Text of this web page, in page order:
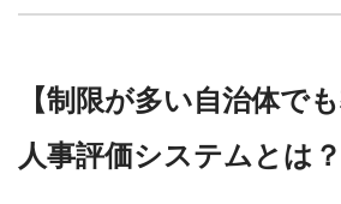
【制限が多い自治体で
人事評価システムとは？